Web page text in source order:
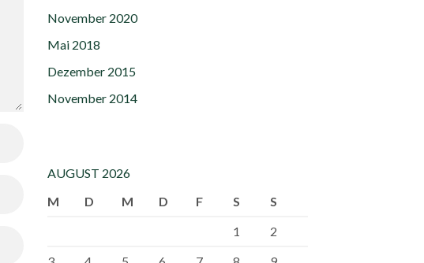
November 2020
Mai 2018
Dezember 2015
November 2014
AUGUST 2026
M
D M D F S
S
1
2